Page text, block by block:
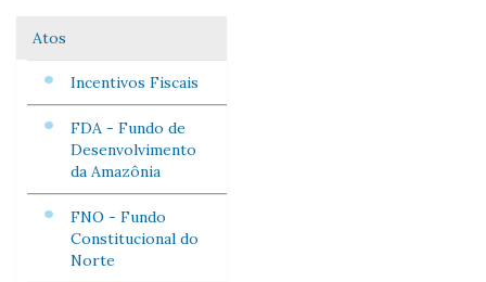
Navegação
Atos
Incentivos Fiscais
FDA - Fundo de
Desenvolvimento
da Amazônia
FNO - Fundo
Constitucional do
Norte